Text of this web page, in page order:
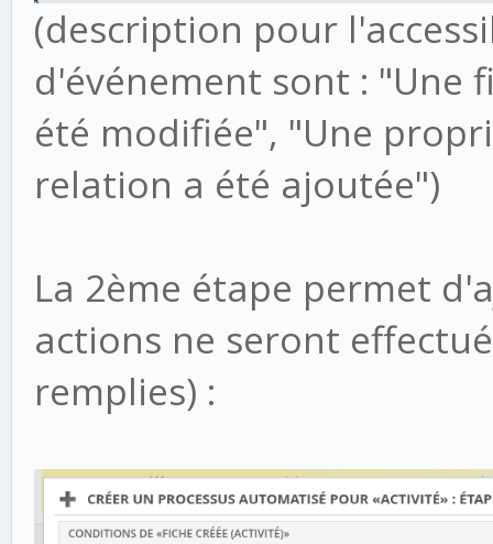
(description pour
d'événement sont : "Une
été modifiée", "Une
relation a été ajoutée")
La 2ème étape permet
actions ne seront
remplies) :